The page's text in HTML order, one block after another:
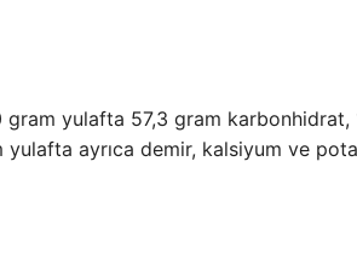
gram yulafta 57,3 gram karbonhidrat,
ayrıca demir, kalsiyum ve